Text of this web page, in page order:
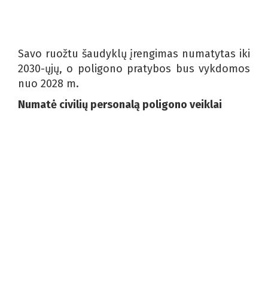
Savo ruožtu šaudyklų įrengimas numatytas iki
2030-ųjų, o poligono pratybos bus vykdomos
nuo 2028 m.
Numatė civilių personalą poligono veiklai